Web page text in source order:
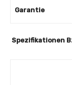
Garantie
Spezifikationen